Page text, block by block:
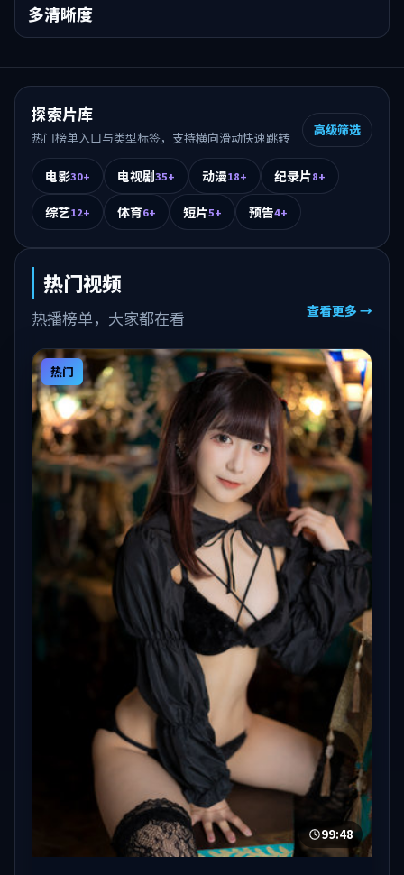
多清晰度
探索片库
热门榜单入口与类型标签，支持横向滑动快速跳转 高级筛选
电影30+ 电视剧35+ 动漫18+ 纪录片8+
综艺12+ 体育6+ 短片5+ 预告4+
热门视频
热播榜单，大家都在看 查看更多 →
热门
99:48